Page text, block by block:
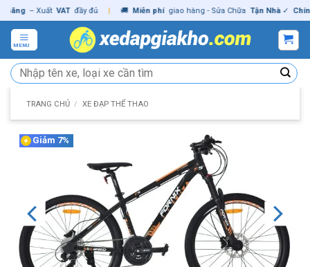
Skip
to
content
– Xuất VAT đầy đủ | 🚚 Miễn phí giao hàng - Sửa Chữa Tận Nhà ✓ Chính
MENU
Tìm
kiếm:
TRANG CHỦ / XE ĐẠP THỂ THAO
Giảm 7%